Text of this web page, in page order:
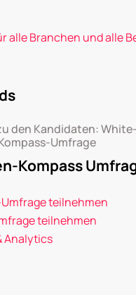
alle Branchen und alle
den Kandidaten:
Umfrage
Kompass
teilnehmen
teilnehmen
Analytics